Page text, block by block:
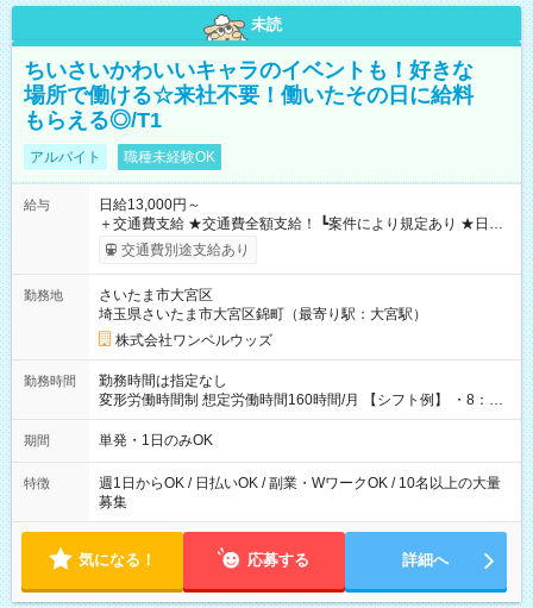
未読
ちいさいかわいいキャラのイベントも！好きな
場所で働ける☆来社不要！働いたその日に給料
もらえる◎/T1
アルバイト 職種未経験OK
給与
日給13,000円～
＋交通費支給 ★交通費全額支給！ ┗案件により規定あり ★日払
いOK！（規定あり） ┗働いたその日に現金GET♪ お仕事後はコ
ンビニATMから 日払い分を引き落とせます！ 【試用期間】試
交通費別途支給あり
勤務地
さいたま市大宮区
埼玉県さいたま市大宮区錦町（最寄り駅：大宮駅）
株式会社ワンベルウッズ
勤務時間
勤務時間は指定なし
変形労働時間制 想定労働時間160時間/月 【シフト例】 ・8：00
～21：00
期間 単発・1日のみOK
特徴
週1日からOK / 日払いOK / 副業・WワークOK / 10名以上の大量
募集
気になる！ 応募する 詳細へ